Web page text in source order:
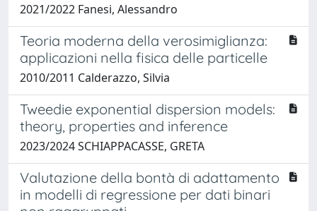
2021/2022 Fanesi, Alessandro
Teoria moderna della verosimiglianza:
applicazioni nella fisica delle particelle
2010/2011 Calderazzo, Silvia
Tweedie exponential dispersion models:
theory, properties and inference
2023/2024 SCHIAPPACASSE, GRETA
Valutazione della bontà di adattamento
in modelli di regressione per dati binari